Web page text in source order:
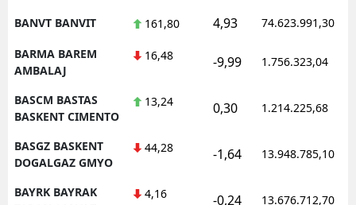
BANVT BANVIT 161,80 4,93 74.623.991,30
BARMA BAREM
AMBALAJ
16,48 -9,99 1.756.323,04
BASCM BASTAS
BASKENT CIMENTO
13,24 0,30 1.214.225,68
BASGZ BASKENT
DOGALGAZ GMYO
44,28 -1,64 13.948.785,10
BAYRK BAYRAK
4,16 -0,24 13.676.712,70